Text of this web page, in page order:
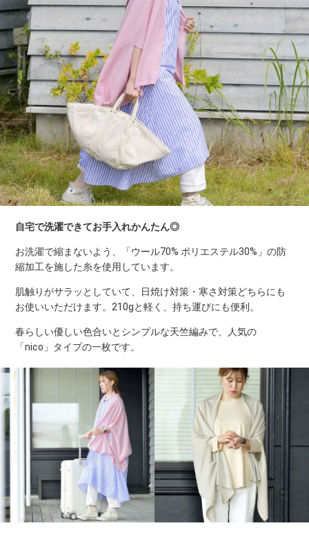
自宅で洗濯できてお手入れかんたん◎
お洗濯で縮まないよう、「ウール70% ポリエステル30%」の防
縮加工を施した糸を使用しています。
肌触りがサラッとしていて、日焼け対策・寒さ対策どちらにも
お使いいただけます。210gと軽く、持ち運びにも便利。
春らしい優しい色合いとシンプルな天竺編みで、人気の
「nico」タイプの一枚です。